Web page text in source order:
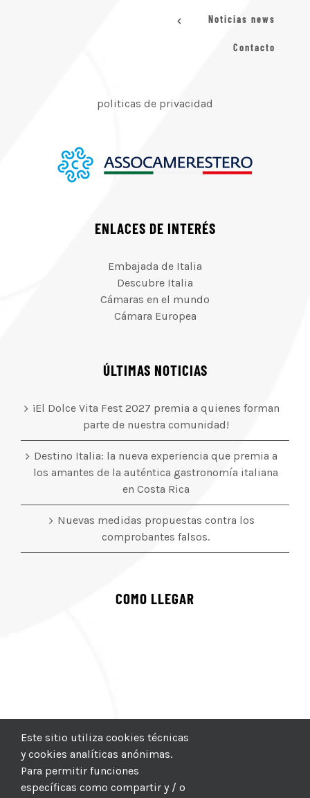
Noticias news
Contacto
politicas de privacidad
ENLACES DE INTERÉS
Embajada de Italia
Descubre Italia
Cámaras en el mundo
Cámara Europea
ÚLTIMAS NOTICIAS
¡El Dolce Vita Fest 2027 premia a quienes forman
parte de nuestra comunidad!
Destino Italia: la nueva experiencia que premia a
los amantes de la auténtica gastronomía italiana
en Costa Rica
Nuevas medidas propuestas contra los
comprobantes falsos.
COMO LLEGAR
Este sitio utiliza cookies técnicas
y cookies analíticas anónimas.
Para permitir funciones
específicas como compartir y / o